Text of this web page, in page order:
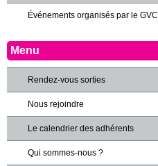
Événements organisés par le GVC
Menu
Rendez-vous sorties
Nous rejoindre
Le calendrier des adhérents
Qui sommes-nous ?